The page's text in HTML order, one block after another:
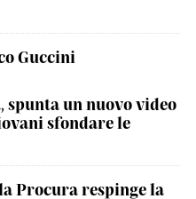
Guccini
spunta un nuovo video
sfondare le
Procura respinge la